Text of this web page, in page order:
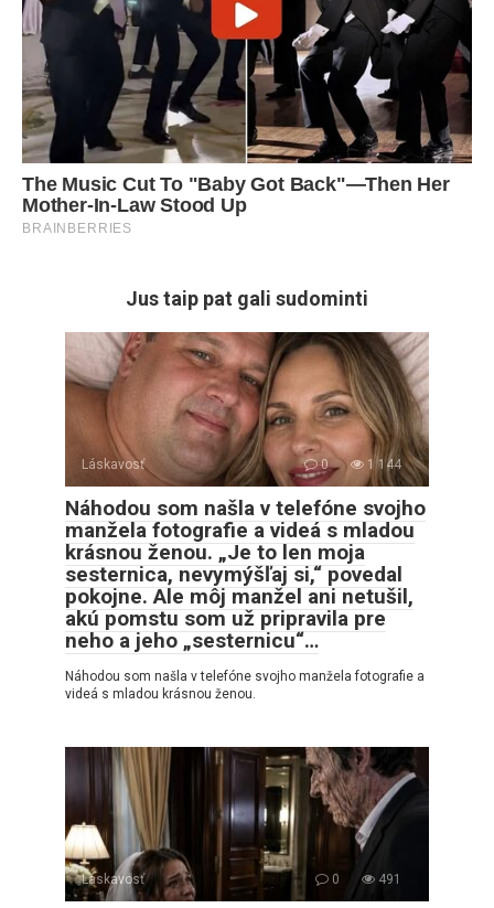
Jus taip pat gali sudominti
Láskavosť 0 1 144
Náhodou som našla v telefóne svojho
manžela fotografie a videá s mladou
krásnou ženou. „Je to len moja
sesternica, nevymýšľaj si,“ povedal
pokojne. Ale môj manžel ani netušil,
akú pomstu som už pripravila pre
neho a jeho „sesternicu“…
Náhodou som našla v telefóne svojho manžela fotografie a
videá s mladou krásnou ženou.
Láskavosť 0 491